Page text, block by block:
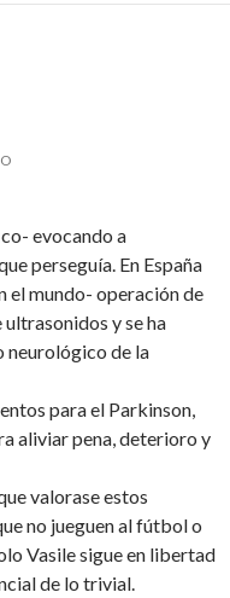
evocando a
perseguía. En España
el mundo- operación de
y se ha
neurológico de la
para el Parkinson,
aliviar pena, deterioro y
valorase estos
no jueguen al fútbol o
Vasile sigue en libertad
de lo trivial.